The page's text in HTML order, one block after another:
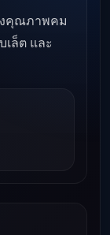
งคุณภาพคม
ล็ต และ